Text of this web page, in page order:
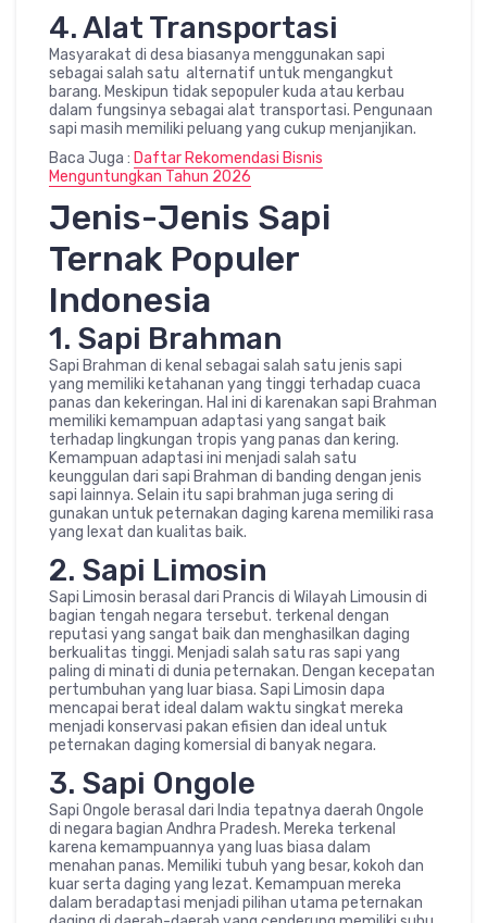
4. Alat Transportasi
Masyarakat di desa biasanya menggunakan sapi
sebagai salah satu alternatif untuk mengangkut
barang. Meskipun tidak sepopuler kuda atau kerbau
dalam fungsinya sebagai alat transportasi. Pengunaan
sapi masih memiliki peluang yang cukup menjanjikan.
Baca Juga : Daftar Rekomendasi Bisnis
Menguntungkan Tahun 2026
Jenis-Jenis Sapi
Ternak Populer
Indonesia
1. Sapi Brahman
Sapi Brahman di kenal sebagai salah satu jenis sapi
yang memiliki ketahanan yang tinggi terhadap cuaca
panas dan kekeringan. Hal ini di karenakan sapi Brahman
memiliki kemampuan adaptasi yang sangat baik
terhadap lingkungan tropis yang panas dan kering.
Kemampuan adaptasi ini menjadi salah satu
keunggulan dari sapi Brahman di banding dengan jenis
sapi lainnya. Selain itu sapi brahman juga sering di
gunakan untuk peternakan daging karena memiliki rasa
yang lexat dan kualitas baik.
2. Sapi Limosin
Sapi Limosin berasal dari Prancis di Wilayah Limousin di
bagian tengah negara tersebut. terkenal dengan
reputasi yang sangat baik dan menghasilkan daging
berkualitas tinggi. Menjadi salah satu ras sapi yang
paling di minati di dunia peternakan. Dengan kecepatan
pertumbuhan yang luar biasa. Sapi Limosin dapa
mencapai berat ideal dalam waktu singkat mereka
menjadi konservasi pakan efisien dan ideal untuk
peternakan daging komersial di banyak negara.
3. Sapi Ongole
Sapi Ongole berasal dari India tepatnya daerah Ongole
di negara bagian Andhra Pradesh. Mereka terkenal
karena kemampuannya yang luas biasa dalam
menahan panas. Memiliki tubuh yang besar, kokoh dan
kuar serta daging yang lezat. Kemampuan mereka
dalam beradaptasi menjadi pilihan utama peternakan